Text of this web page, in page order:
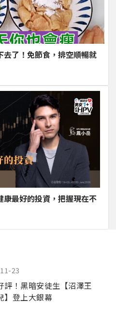
了！免節食，排空順暢就
康最好的投資，把握現在不
23
評！黑暗安徒生【沼澤王
】登上大銀幕